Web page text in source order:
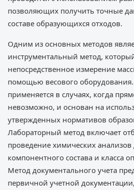
позволяющих получить точные
составе образующихся отходов.
Одним из основных методов
инструментальный метод,
непосредственное измерение
помощью весового
применяется в случаях, когда
невозможно, и основан на
утвержденных нормативов
Лабораторный метод включает
проведение химических
компонентного состава и класса
Метод документального учета
первичной учетной